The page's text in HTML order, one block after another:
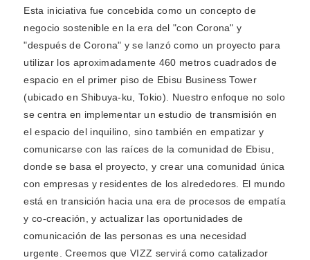
Esta iniciativa fue concebida como un concepto de
negocio sostenible en la era del "con Corona" y
"después de Corona" y se lanzó como un proyecto para
utilizar los aproximadamente 460 metros cuadrados de
espacio en el primer piso de Ebisu Business Tower
(ubicado en Shibuya-ku, Tokio). Nuestro enfoque no solo
se centra en implementar un estudio de transmisión en
el espacio del inquilino, sino también en empatizar y
comunicarse con las raíces de la comunidad de Ebisu,
donde se basa el proyecto, y crear una comunidad única
con empresas y residentes de los alrededores. El mundo
está en transición hacia una era de procesos de empatía
y co-creación, y actualizar las oportunidades de
comunicación de las personas es una necesidad
urgente. Creemos que VIZZ servirá como catalizador